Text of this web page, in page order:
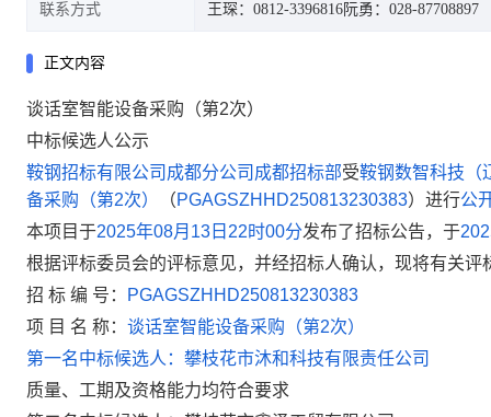
联系方式 王琛：0812-3396816阮勇：028-87708897
正文内容
谈话室智能设备采购（第2次）
中标候选人公示
鞍钢招标有限公司成都分公司成都招标部受鞍钢数智科技（
备采购（第2次） （PGAGSZHHD250813230383） 进行公
本项目于2025年08月 13 日 22时00分发布了招标公告，于
根据评标委员会的评标意见，并经招标人确认，现将有关评
招 标 编 号：
PGAGSZHHD250813230383
项 目 名 称： 谈话室智能设备采购（第2次）
第一名中标候选人：攀枝花市沐和科技有限责任公司
质量、工期及资格能力均符合要求